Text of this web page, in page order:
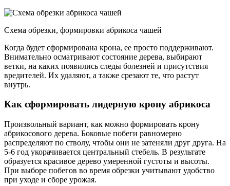
Схема обрезки, формировки абрикоса чашей
Когда будет сформирована крона, ее просто поддерживают.
Внимательно осматривают состояние дерева, выбирают
ветки, на каких появились следы болезней и присутствия
вредителей. Их удаляют, а также срезают те, что растут
внутрь.
Как сформировать лидерную крону абрикоса
Произвольный вариант, как можно формировать крону
абрикосового дерева. Боковые побеги равномерно
распределяют по стволу, чтобы они не затеняли друг друга. На
5-6 год укорачивается центральный стебель. В результате
образуется красивое дерево умеренной густоты и высоты.
При выборе побегов во время обрезки учитывают удобство
при уходе и сборе урожая.